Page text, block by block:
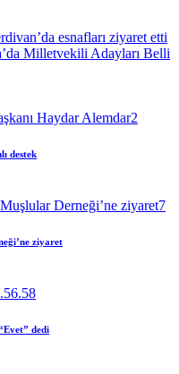
esnafları ziyaret etti
Milletvekili Adayları Belli
destek
ziyaret
dedi